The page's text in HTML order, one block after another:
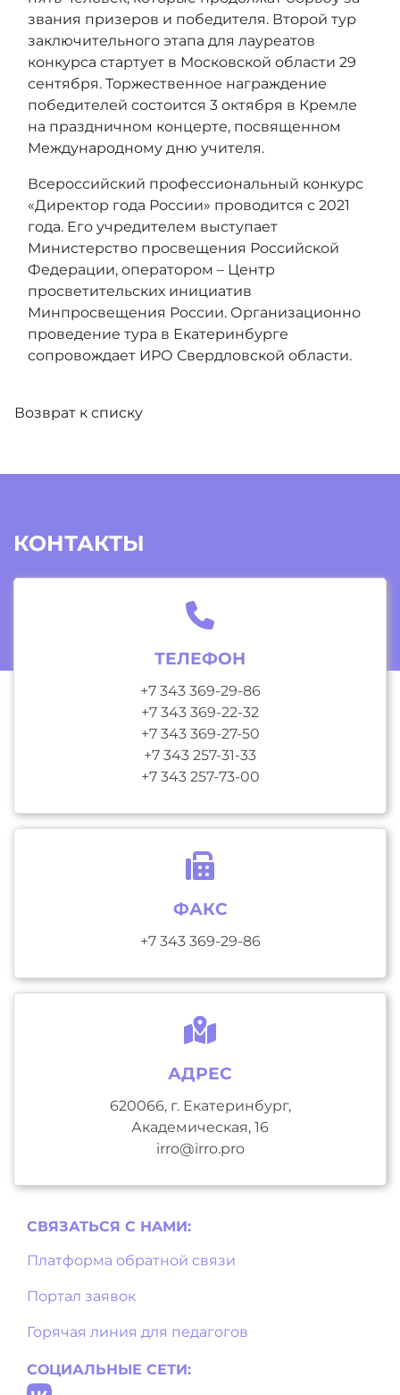
звания призеров и победителя. Второй тур
заключительного этапа для лауреатов
конкурса стартует в Московской области 29
сентября. Торжественное награждение
победителей состоится 3 октября в Кремле
на праздничном концерте, посвященном
Международному дню учителя.
Всероссийский профессиональный конкурс
«Директор года России» проводится с 2021
года. Его учредителем выступает
Министерство просвещения Российской
Федерации, оператором – Центр
просветительских инициатив
Минпросвещения России. Организационно
проведение тура в Екатеринбурге
сопровождает ИРО Свердловской области.
Возврат к списку
КОНТАКТЫ
ТЕЛЕФОН
+7 343 369-29-86
+7 343 369-22-32
+7 343 369-27-50
+7 343 257-31-33
+7 343 257-73-00
ФАКС
+7 343 369-29-86
АДРЕС
620066, г. Екатеринбург,
Академическая, 16
irro@irro.pro
СВЯЗАТЬСЯ С НAМИ:
Платформа обратной связи
Портал заявок
Горячая линия для педагогов
СОЦИАЛЬНЫЕ СЕТИ: